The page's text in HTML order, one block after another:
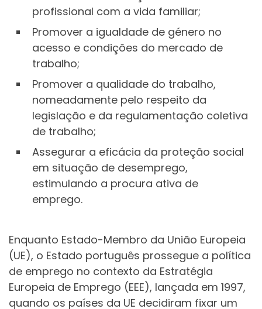
profissional com a vida familiar;
Promover a igualdade de género no
acesso e condições do mercado de
trabalho;
Promover a qualidade do trabalho,
nomeadamente pelo respeito da
legislação e da regulamentação coletiva
de trabalho;
Assegurar a eficácia da proteção social
em situação de desemprego,
estimulando a procura ativa de
emprego.
Enquanto Estado-Membro da União Europeia
(UE), o Estado português prossegue a política
de emprego no contexto da Estratégia
Europeia de Emprego (EEE), lançada em 1997,
quando os países da UE decidiram fixar um